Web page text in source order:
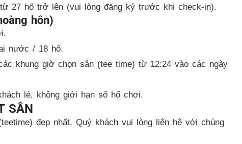
27 hố trở lên (vui lòng đăng ký trước khi check-in).
hôn)
nước / 18 hố.
khung giờ chọn sân (tee time) từ 12:24 vào các ngày
lẻ, không giới hạn số hố chơi.
SÂN
đẹp nhất, Quý khách vui lòng liên hệ với chúng